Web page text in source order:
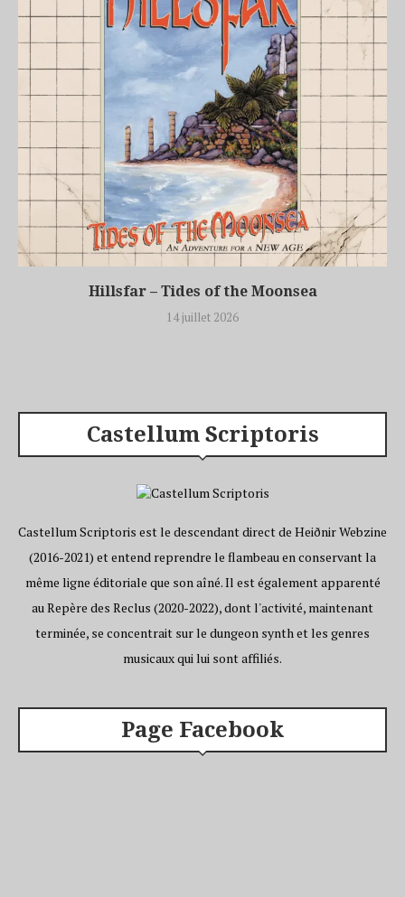
Hillsfar – Tides of the Moonsea
14 juillet 2026
Castellum Scriptoris
Castellum Scriptoris est le descendant direct de Heiðnir Webzine
(2016-2021) et entend reprendre le flambeau en conservant la
même ligne éditoriale que son aîné. Il est également apparenté
au Repère des Reclus (2020-2022), dont l'activité, maintenant
terminée, se concentrait sur le dungeon synth et les genres
musicaux qui lui sont affiliés.
Page Facebook